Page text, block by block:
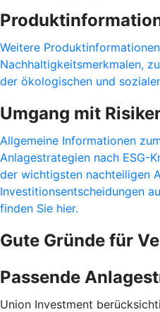
Weitere
Nachhaltigkeitsmerkmalen,
der ökologischen und
Umgang mit
Allgemeine Informationen
Anlagestrategien nach ESG-
der wichtigsten nachteiligen
Investitionsentscheidungen
finden Sie hier.
Gute Gründe für
Passende
Union Investment